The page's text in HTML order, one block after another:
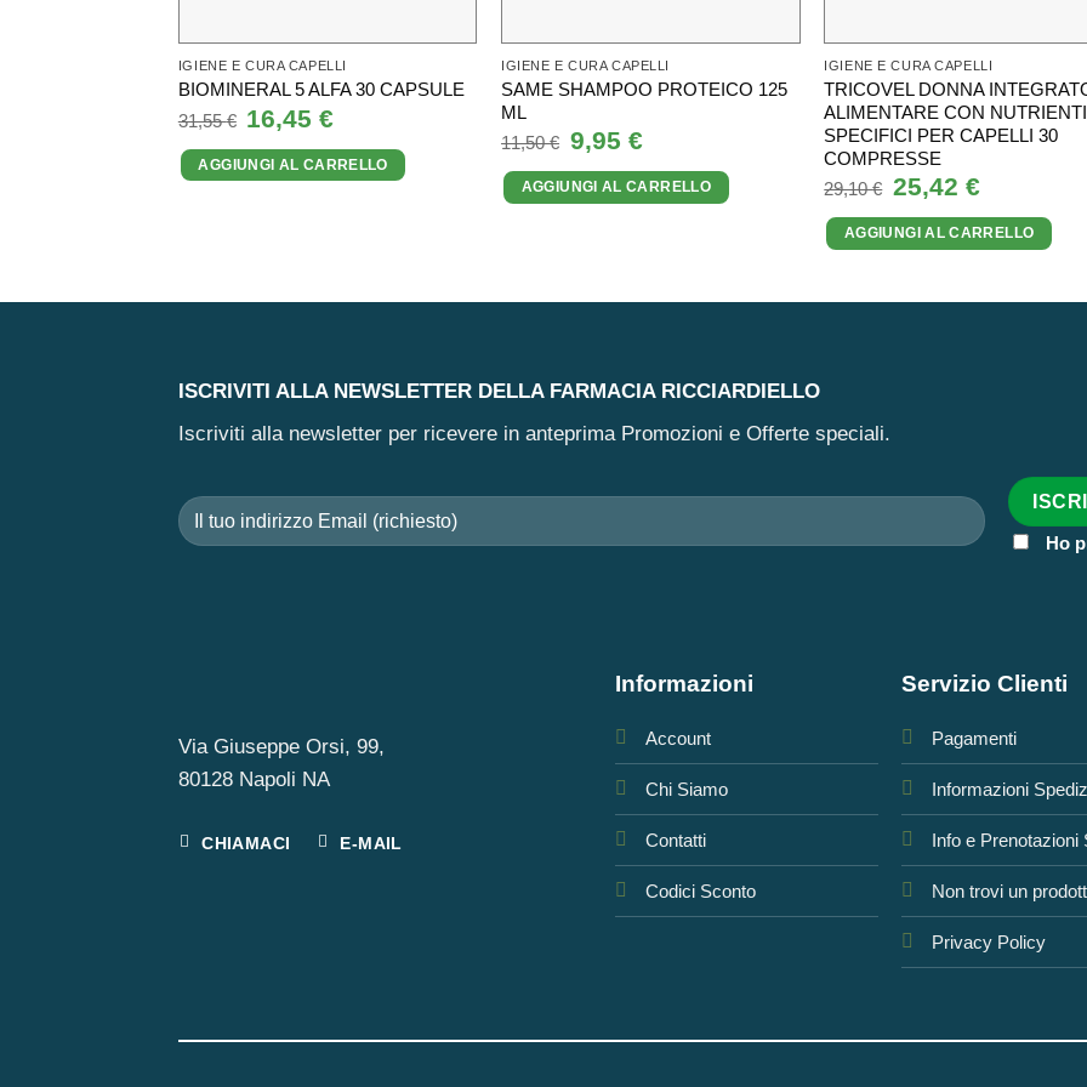
IGIENE E CURA CAPELLI
BIOMINERAL 5 ALFA 30 CAPSULE
31,55€ Il
prezzo
originale
era:
31,55 €.
16,45€
attuale
è:
16,45 €.
AGGIUNGI AL CARRELLO
IGIENE E CURA CAPELLI
SAME SHAMPOO PROTEICO 125
ML
11,50€ Il
prezzo
originale
era:
11,50 €.
9,95 €Il
prezzo
attuale
è:
9,95 €.
AGGIUNGI AL CARRELLO
IGIENE E CURA CAPELLI
TRICOVEL DONNA
ALIMENTARE CON NUTRIENTI
SPECIFICI PER CAPELLI 30
COMPRESSE
29,10€ Il
prezzo
originale
era:
29,10 €.
25,42 €Il
prezzo
attuale
è:
25,42 €.
AGGIUNGI AL CARRELLO
ISCRIVITI ALLA NEWSLETTER DELLA FARMACIA RICCIARDIELLO
Iscriviti alla newsletter per ricevere in anteprima Promozioni e Offerte speciali.
Ho
Via Giuseppe Orsi, 99,
80128 Napoli NA
CHIAMACI E-MAIL
Informazioni
Account
Chi Siamo
Contatti
Codici Sconto
Servizio Clienti
Pagamenti
Informazioni
Info e Prenotazioni
Non trovi un
Privacy Policy